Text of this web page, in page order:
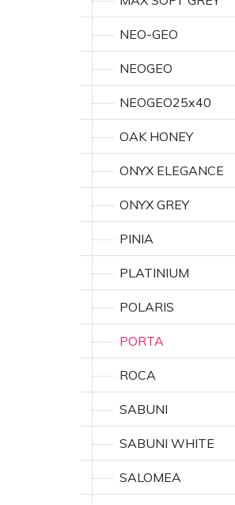
NEO-GEO
NEOGEO
NEOGEO25x40
OAK HONEY
ONYX ELEGANCE
ONYX GREY
PINIA
PLATINIUM
POLARIS
PORTA
ROCA
SABUNI
SABUNI WHITE
SALOMEA